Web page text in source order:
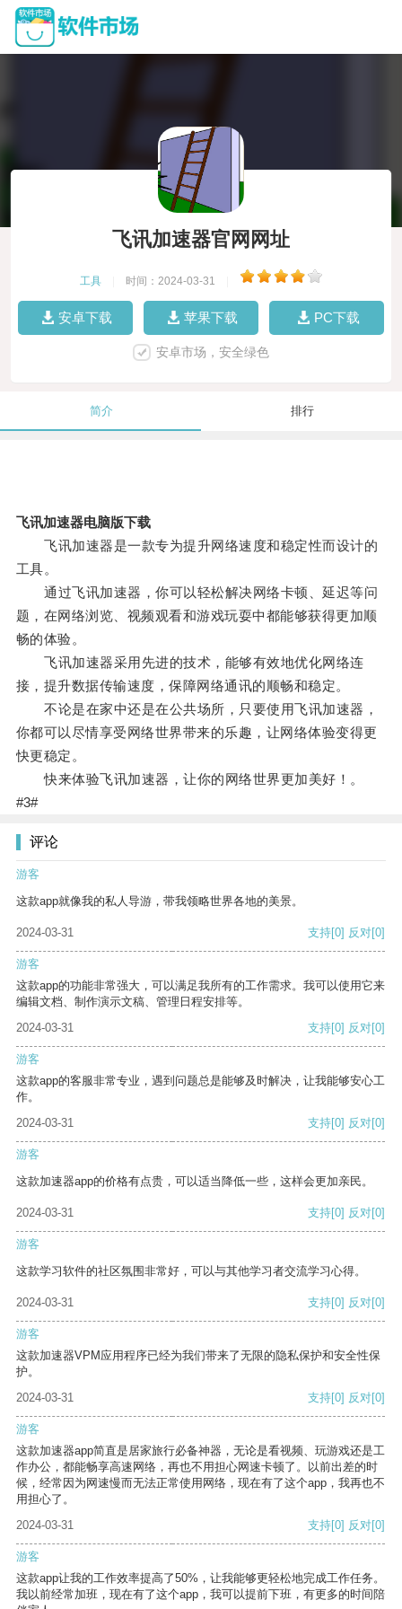
飞讯加速器官网网址
工具 时间：2024-03-31
安卓下载 苹果下载 PC下载
安卓市场，安全绿色
简介 排行
飞讯加速器电脑版下载
飞讯加速器是一款专为提升网络速度和稳定性而设计的
工具。
通过飞讯加速器，你可以轻松解决网络卡顿、延迟等问
题，在网络浏览、视频观看和游戏玩耍中都能够获得更加顺
畅的体验。
飞讯加速器采用先进的技术，能够有效地优化网络连
接，提升数据传输速度，保障网络通讯的顺畅和稳定。
不论是在家中还是在公共场所，只要使用飞讯加速器，
你都可以尽情享受网络世界带来的乐趣，让网络体验变得更
快更稳定。
快来体验飞讯加速器，让你的网络世界更加美好！。
#3#
评论
游客
这款app就像我的私人导游，带我领略世界各地的美景。
2024-03-31 支持[0] 反对[0]
游客
这款app的功能非常强大，可以满足我所有的工作需求。我可以使用它来
编辑文档、制作演示文稿、管理日程安排等。
2024-03-31
支持[0] 反对[0]
游客
这款app的客服非常专业，遇到问题总是能够及时解决，让我能够安心工
作。
2024-03-31
支持[0] 反对[0]
游客
这款加速器app的价格有点贵，可以适当降低一些，这样会更加亲民。
2024-03-31 支持[0] 反对[0]
游客
这款学习软件的社区氛围非常好，可以与其他学习者交流学习心得。
2024-03-31 支持[0] 反对[0]
游客
这款加速器VPM应用程序已经为我们带来了无限的隐私保护和安全性保
护。
2024-03-31
支持[0] 反对[0]
游客
这款加速器app简直是居家旅行必备神器，无论是看视频、玩游戏还是工
作办公，都能畅享高速网络，再也不用担心网速卡顿了。以前出差的时
候，经常因为网速慢而无法正常使用网络，现在有了这个app，我再也不
用担心了。
2024-03-31
支持[0] 反对[0]
游客
这款app让我的工作效率提高了50%，让我能够更轻松地完成工作任务。
我以前经常加班，现在有了这个app，我可以提前下班，有更多的时间陪